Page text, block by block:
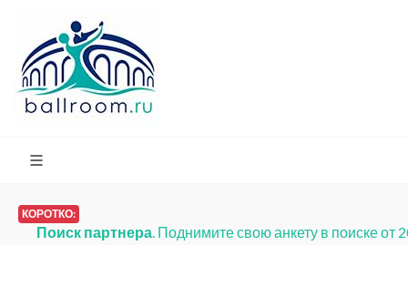
КОРОТКО:
Поиск партнера. Поднимите свою анкету в поиске от